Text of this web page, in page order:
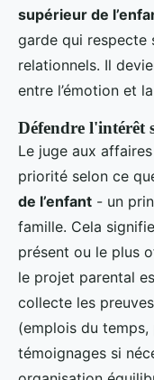
supérieur de
garde qui respecte
relationnels. Il
entre l’émotion et
Défendre l'intérêt
Le juge aux
priorité selon ce
de l’enfant - un
famille. Cela
présent ou le plus
le projet parental
collecte les
(emplois du
témoignages si